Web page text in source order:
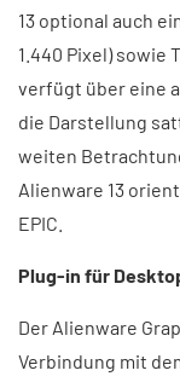
13 optional auch
1.440 Pixel) sowie
verfügt über eine
die Darstellung
weiten
Alienware 13
EPIC.
Plug-in für
Der Alienware
Verbindung mit